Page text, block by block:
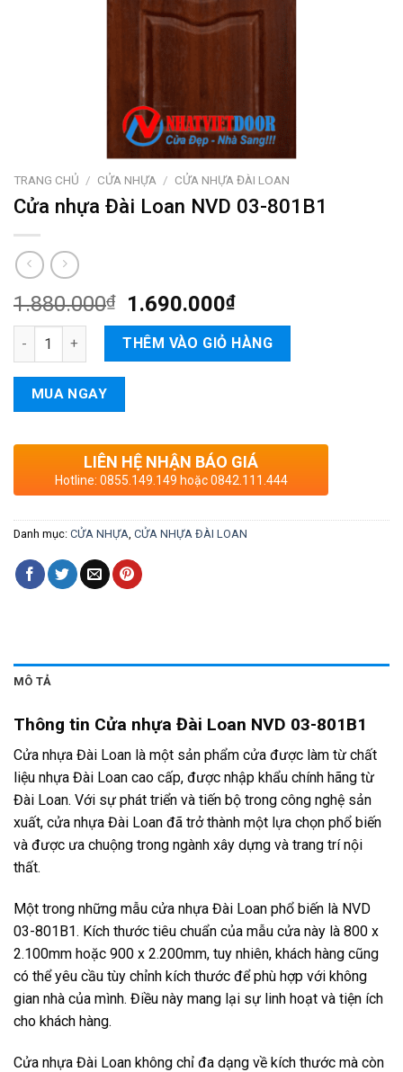
TRANG CHỦ / CỬA NHỰA / CỬA NHỰA ĐÀI LOAN
Cửa nhựa Đài Loan NVD 03-801B1
1.880.000₫ 1.690.000₫
Cửa nhựa Đài Loan NVD 03-801B1 số lượng
THÊM VÀO GIỎ HÀNG
MUA NGAY
LIÊN HỆ NHẬN BÁO GIÁ
Hotline: 0855.149.149 hoặc 0842.111.444
Danh mục: CỬA NHỰA CỬA NHỰA ĐÀI LOAN
MÔ TẢ
Thông tin Cửa nhựa Đài Loan NVD 03-801B1
Cửa nhựa Đài Loan là một sản phẩm cửa được làm từ chất
liệu nhựa Đài Loan cao cấp, được nhập khẩu chính hãng từ
Đài Loan. Với sự phát triển và tiến bộ trong công nghệ sản
xuất, cửa nhựa Đài Loan đã trở thành một lựa chọn phổ biến
và được ưa chuộng trong ngành xây dựng và trang trí nội
thất.
Một trong những mẫu cửa nhựa Đài Loan phổ biến là NVD
03-801B1. Kích thước tiêu chuẩn của mẫu cửa này là 800 x
2.100mm hoặc 900 x 2.200mm, tuy nhiên, khách hàng cũng
có thể yêu cầu tùy chỉnh kích thước để phù hợp với không
gian nhà của mình. Điều này mang lại sự linh hoạt và tiện ích
cho khách hàng.
Cửa nhựa Đài Loan không chỉ đa dạng về kích thước mà còn